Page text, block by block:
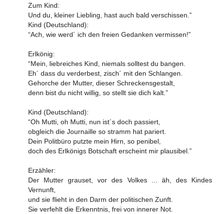
Zum Kind:
Und du, kleiner Liebling, hast auch bald verschissen.”
Kind (Deutschland):
“Ach, wie werd´ ich den freien Gedanken vermissen!”
Erlkönig:
“Mein, liebreiches Kind, niemals solltest du bangen.
Eh´ dass du verderbest, zisch´ mit den Schlangen.
Gehorche der Mutter, dieser Schreckensgestalt,
denn bist du nicht willig, so stellt sie dich kalt.”
Kind (Deutschland):
“Oh Mutti, oh Mutti, nun ist´s doch passiert,
obgleich die Journaille so stramm hat pariert.
Dein Politbüro putzte mein Hirn, so penibel,
doch des Erlkönigs Botschaft erscheint mir plausibel.”
Erzähler:
Der Mutter grauset, vor des Volkes ... äh, des Kindes
Vernunft,
und sie flieht in den Darm der politischen Zunft.
Sie verfehlt die Erkenntnis, frei von innerer Not.